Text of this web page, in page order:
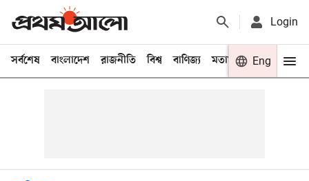
Login
সর্বশেষ বাংলাদেশ রাজনীতি বিশ্ব বাণিজ্য মতামত খেলা
Eng